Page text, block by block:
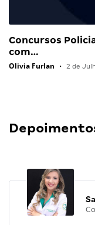
Concursos
com…
Olivia Furlan • 2 de